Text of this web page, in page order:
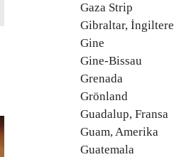
Gaza Strip
Gibraltar, İngiltere
Gine
Gine-Bissau
Grenada
Grönland
Guadalup, Fransa
Guam, Amerika
Guatemala